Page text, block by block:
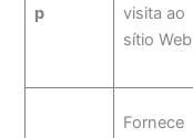
p
visita ao
sítio Web
Fornece